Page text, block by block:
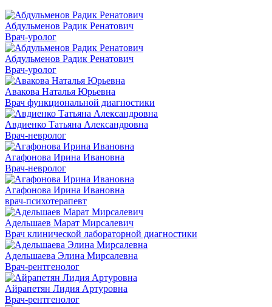
Абдульменов Радик Ренатович
Врач-уролог
Абдульменов Радик Ренатович
Врач-уролог
Авакова Наталья Юрьевна
Врач функциональной диагностики
Авдиенко Татьяна Александровна
Врач-невролог
Агафонова Ирина Ивановна
Врач-невролог
Агафонова Ирина Ивановна
врач-психотерапевт
Адельшаев Марат Мирсалевич
Врач клинической лабораторной диагностики
Адельшаева Элина Мирсалевна
Врач-рентгенолог
Айрапетян Лидия Артуровна
Врач-рентгенолог